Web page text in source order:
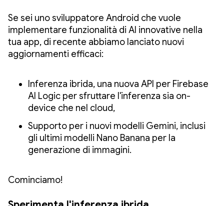
Se sei uno sviluppatore Android che vuole
implementare funzionalità di AI innovative nella
tua app, di recente abbiamo lanciato nuovi
aggiornamenti efficaci:
Inferenza ibrida, una nuova API per Firebase
AI Logic per sfruttare l'inferenza sia on-
device che nel cloud,
Supporto per i nuovi modelli Gemini, inclusi
gli ultimi modelli Nano Banana per la
generazione di immagini.
Cominciamo!